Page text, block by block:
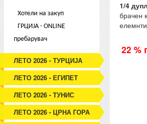
Хотели на закуп
ГРЦИЈА - ONLINE
пребарувач
ЛЕТО 2026 - ТУРЦИЈА
ЛЕТО 2026 - ЕГИПЕТ
ЛЕТО 2026 - ТУНИС
ЛЕТО 2026 - ЦРНА ГОРА
1/4
брачен
22 %